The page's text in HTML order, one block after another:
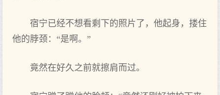
宿宁已经不想看‌剩下的照片了，他起身，搂住
他的脖颈：“是啊。”
竟然在‌好久之前就擦肩而过。